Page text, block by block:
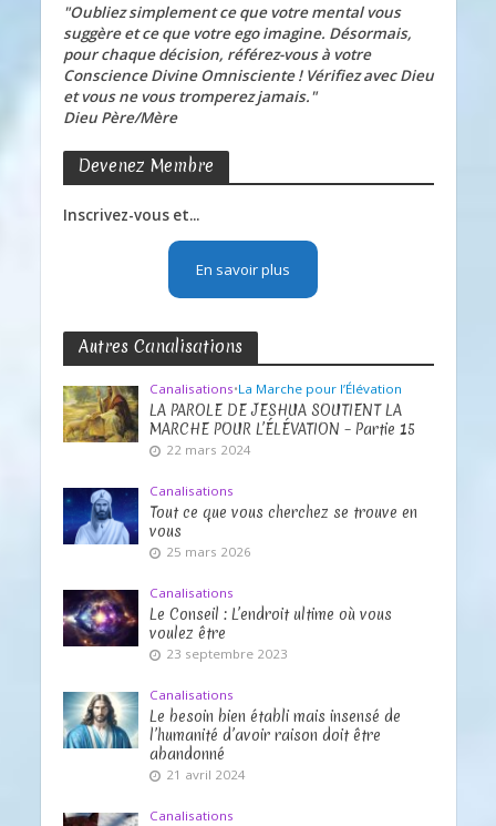
"Oubliez simplement ce que votre mental vous
suggère et ce que votre ego imagine. Désormais,
pour chaque décision, référez-vous à votre
Conscience Divine Omnisciente ! Vérifiez avec Dieu
et vous ne vous tromperez jamais."
Dieu Père/Mère
Devenez Membre
Inscrivez-vous et...
En savoir plus
Autres Canalisations
Canalisations•La Marche pour l’Élévation
LA PAROLE DE JESHUA SOUTIENT LA
MARCHE POUR L’ÉLÉVATION – Partie 15
22 mars 2024
Canalisations
Tout ce que vous cherchez se trouve en
vous
25 mars 2026
Canalisations
Le Conseil : L’endroit ultime où vous
voulez être
23 septembre 2023
Canalisations
Le besoin bien établi mais insensé de
l’humanité d’avoir raison doit être
abandonné
21 avril 2024
Canalisations